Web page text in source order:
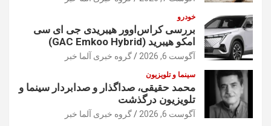
خودرو
بررسی کراس‌اوور هیبریدی جی ای سی
امکو هیبرید (GAC Emkoo Hybrid)
آگوست 6, 2026 گروه خبری آلما خبر
سینما و تلویزیون
محمد حقیقی، صداگذار و صدابردار سینما و
تلویزیون درگذشت
آگوست 6, 2026 گروه خبری آلما خبر